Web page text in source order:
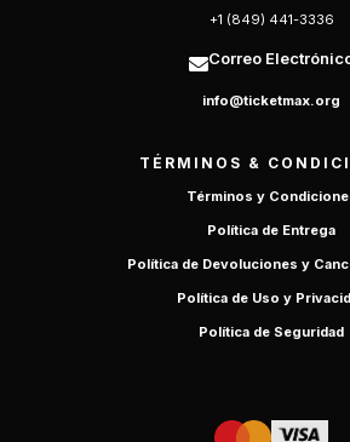
+1 (849) 441-3336
Correo
info@ticketmax.org
TÉRMINOS &
Términos y
Política de Entrega
Política de Devoluciones y
Política de Uso y
Política de Seguridad